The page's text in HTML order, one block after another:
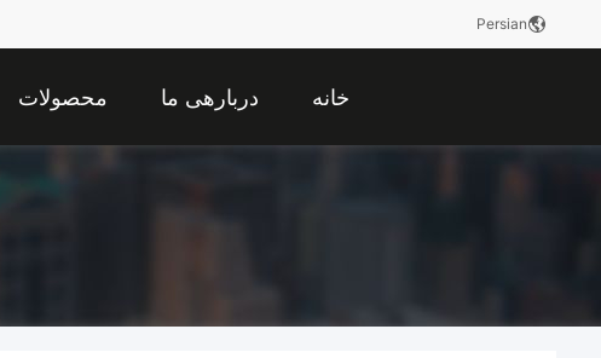
Persian
خانه دربارهی ما محصولات